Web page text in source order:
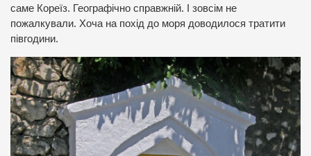
саме Кореїз. Географічно справжній. І зовсім не
пожалкували. Хоча на похід до моря доводилося тратити
півгодини.